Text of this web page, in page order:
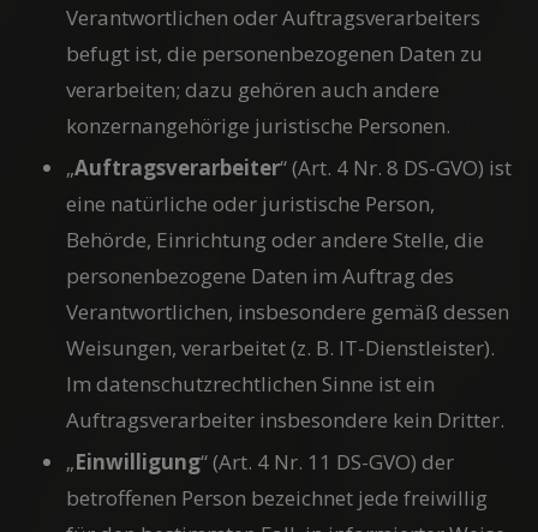
Verantwortlichen oder Auftragsverarbeiters
befugt ist, die personenbezogenen Daten zu
verarbeiten; dazu gehören auch andere
konzernangehörige juristische Personen.
„Auftragsverarbeiter“ (Art. 4 Nr. 8 DS-GVO) ist
eine natürliche oder juristische Person,
Behörde, Einrichtung oder andere Stelle, die
personenbezogene Daten im Auftrag des
Verantwortlichen, insbesondere gemäß dessen
Weisungen, verarbeitet (z. B. IT-Dienstleister).
Im datenschutzrechtlichen Sinne ist ein
Auftragsverarbeiter insbesondere kein Dritter.
„Einwilligung“ (Art. 4 Nr. 11 DS-GVO) der
betroffenen Person bezeichnet jede freiwillig